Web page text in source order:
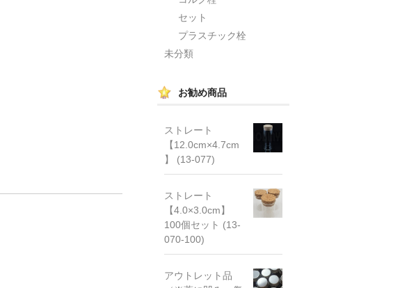
セット
プラスチック栓
未分類
お勧め商品
ストレート
【12.0cm×4.7cm
】 (13-077)
ストレート
【4.0×3.0cm】
100個セット (13-
070-100)
アウトレット品